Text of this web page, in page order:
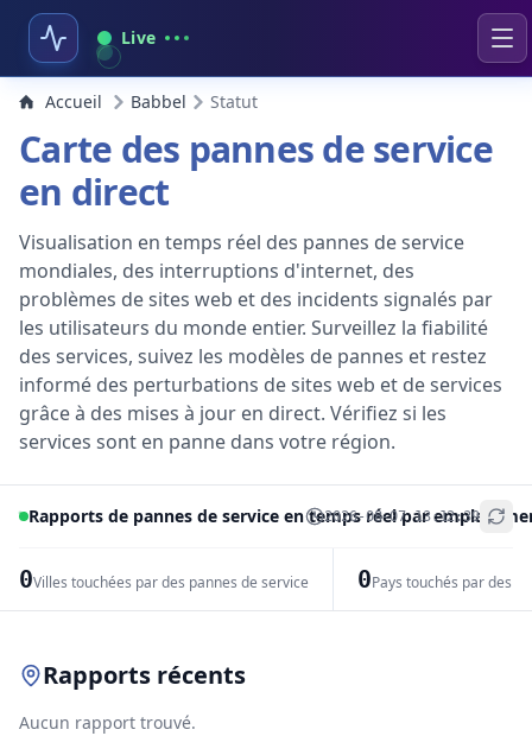
Live
Accueil Babbel Statut
Carte des pannes de service
en direct
Visualisation en temps réel des pannes de service
mondiales, des interruptions d'internet, des
problèmes de sites web et des incidents signalés par
les utilisateurs du monde entier. Surveillez la fiabilité
des services, suivez les modèles de pannes et restez
informé des perturbations de sites web et de services
grâce à des mises à jour en direct. Vérifiez si les
services sont en panne dans votre région.
Rapports de pannes de service en temps réel par
2026-08-07 13:12:39
0Villes touchées par des pannes de service 0Pays touchés par des
+
Rapports récents
Aucun rapport trouvé.